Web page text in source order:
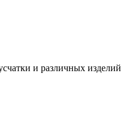
и различных изделий